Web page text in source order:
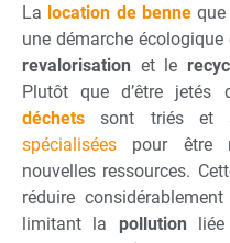
La location de benneque
une démarche
revalorisation et le
Plutôt que d’être jetés
déchets sont triés et
spécialisées pour être
nouvelles ressources.
réduire considérablement
limitant la pollution